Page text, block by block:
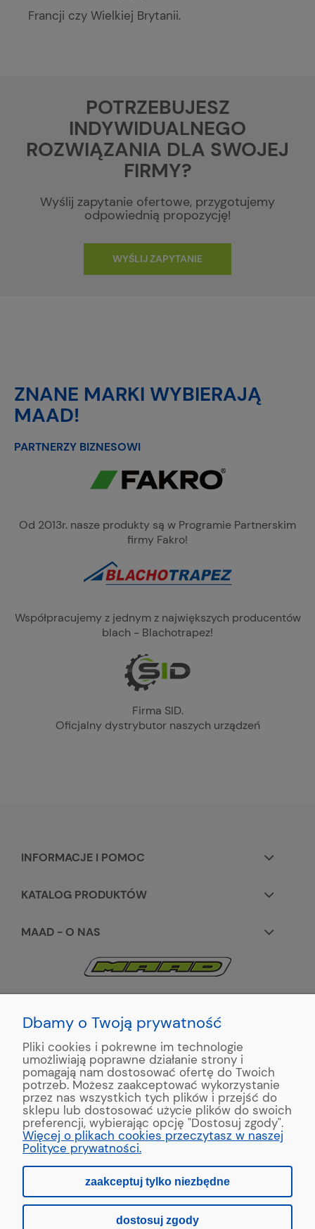
Francji czy Wielkiej Brytanii.
POTRZEBUJESZ
INDYWIDUALNEGO
ROZWIĄZANIA DLA SWOJEJ
FIRMY?
Wyślij zapytanie ofertowe, przygotujemy
odpowiednią propozycję!
WYŚLIJ ZAPYTANIE
ZNANE MARKI WYBIERAJĄ
MAAD!
PARTNERZY BIZNESOWI
Od 2013r. nasze produkty są w Programie Partnerskim
firmy Fakro!
Współpracujemy z jednym z największych producentów
blach - Blachotrapez!
Firma SID.
Oficjalny dystrybutor naszych urządzeń
INFORMACJE I POMOC
KATALOG PRODUKTÓW
MAAD - O NAS
+48 663195531
ul. Reymonta 2
89-500 Tuchola
Copyright © 2022 MAAD Zaginarki - Producent Maszyn
Blacharskich. Produkcja:MinisterstwoReklamy.pl
pokaż pełną wersję strony
Dbamy o Twoją prywatność
Pliki cookies i pokrewne im technologie
umożliwiają poprawne działanie strony i
pomagają nam dostosować ofertę do Twoich
potrzeb. Możesz zaakceptować wykorzystanie
przez nas wszystkich tych plików i przejść do
sklepu lub dostosować użycie plików do swoich
preferencji, wybierając opcję "Dostosuj zgody".
Więcej o plikach cookies przeczytasz w naszej
Polityce prywatności.
zaakceptuj tylko niezbędne
dostosuj zgody